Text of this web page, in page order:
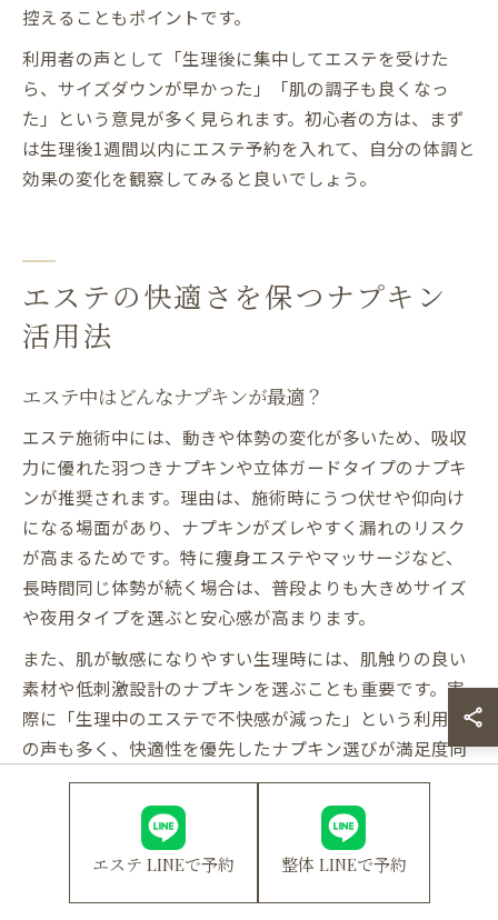
控えることもポイントです。
利用者の声として「生理後に集中してエステを受けた
ら、サイズダウンが早かった」「肌の調子も良くなっ
た」という意見が多く見られます。初心者の方は、まず
は生理後1週間以内にエステ予約を入れて、自分の体調と
効果の変化を観察してみると良いでしょう。
エステの快適さを保つナプキン
活用法
エステ中はどんなナプキンが最適？
エステ施術中には、動きや体勢の変化が多いため、吸収
力に優れた羽つきナプキンや立体ガードタイプのナプキ
ンが推奨されます。理由は、施術時にうつ伏せや仰向け
になる場面があり、ナプキンがズレやすく漏れのリスク
が高まるためです。特に痩身エステやマッサージなど、
長時間同じ体勢が続く場合は、普段よりも大きめサイズ
や夜用タイプを選ぶと安心感が高まります。
また、肌が敏感になりやすい生理時には、肌触りの良い
素材や低刺激設計のナプキンを選ぶことも重要です。実
際に「生理中のエステで不快感が減った」という利用者
の声も多く、快適性を優先したナプキン選びが満足度向
上につながります。生理周期や出血量に合わせた最適な
アイテムを準備し、エステサロンでの施術時間を安心し
て過ごしましょう。
生理時エステの紙パンツ活用ポイント
エステ LINEで予約 整体 LINEで予約